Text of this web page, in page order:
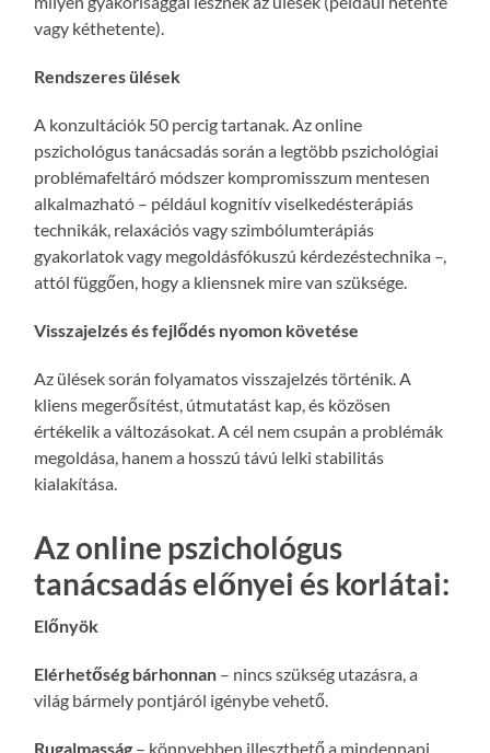
vagy kéthetente).
Rendszeres ülések
A konzultációk 50 percig tartanak. Az online
pszichológus tanácsadás során a legtöbb pszichológiai
problémafeltáró módszer kompromisszum mentesen
alkalmazható – például kognitív viselkedésterápiás
technikák, relaxációs vagy szimbólumterápiás
gyakorlatok vagy megoldásfókuszú kérdezéstechnika –,
attól függően, hogy a kliensnek mire van szüksége.
Visszajelzés és fejlődés nyomon követése
Az ülések során folyamatos visszajelzés történik. A
kliens megerősítést, útmutatást kap, és közösen
értékelik a változásokat. A cél nem csupán a problémák
megoldása, hanem a hosszú távú lelki stabilitás
kialakítása.
Az online pszichológus
tanácsadás előnyei és korlátai:
Előnyök
Elérhetőség bárhonnan – nincs szükség utazásra, a
világ bármely pontjáról igénybe vehető.
Rugalmasság – könnyebben illeszthető a mindennapi